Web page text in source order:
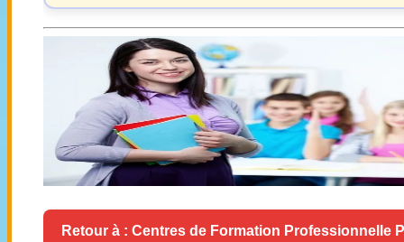
Retour à : Centres de Formation Professionnelle